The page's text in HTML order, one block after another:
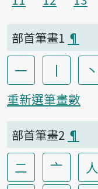
部首筆畫1 ¶
一 丨 丶
重新選筆畫數
部首筆畫2 ¶
二 亠 人